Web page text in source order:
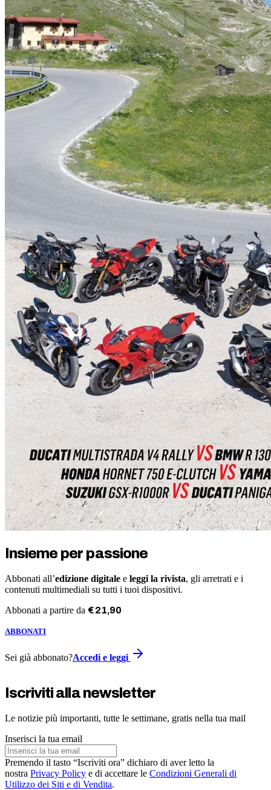
Insieme per passione
Abbonati all’edizione digitale e leggi la rivista, gli arretrati e i
contenuti multimediali su tutti i tuoi dispositivi.
Abbonati a partire da €21,90
ABBONATI
Sei già abbonato?Accedi e leggi
Iscriviti alla newsletter
Le notizie più importanti, tutte le settimane, gratis nella tua mail
Inserisci la tua email
Premendo il tasto “Iscriviti ora” dichiaro di aver letto la
nostra Privacy Policy e di accettare le Condizioni Generali di
Utilizzo dei Siti e di Vendita.